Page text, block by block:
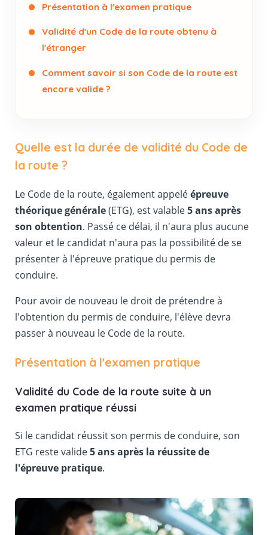
Présentation à l'examen pratique
Validité d'un Code de la route obtenu à
l'étranger
Comment savoir si son Code de la route est
encore valide ?
Quelle est la durée de validité du Code de
la route ?
Le Code de la route, également appeléépreuve
théorique générale(ETG), est valable5 ans après
son obtention. Passé ce délai, il n'aura plus aucune
valeur et le candidat n'aura pas la possibilité de se
présenter à l'épreuve pratique du permis de
conduire.
Pour avoir de nouveau le droit de prétendre à
l'obtention du permis de conduire, l'élève devra
passer à nouveau le Code de la route.
Présentation à l'examen pratique
Validité du Code de la route suite à un
examen pratique réussi
Si le candidat réussit son permis de conduire, son
ETG reste valide5 ans après la réussite de
l'épreuve pratique.